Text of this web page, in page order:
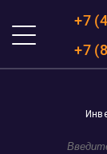
+7
+7